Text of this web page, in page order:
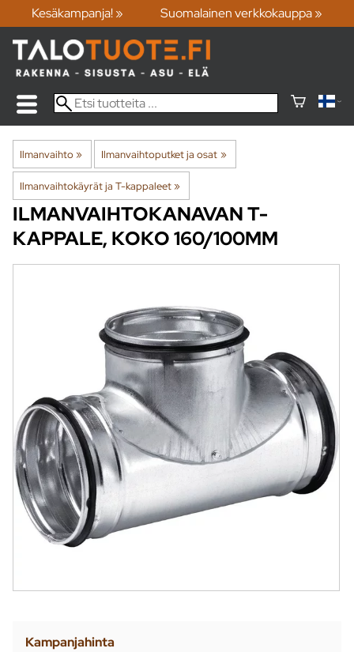
Kesäkampanja! » Suomalainen verkkokauppa »
Ilmanvaihto‪» Ilmanvaihtoputket ja osat ‪»
Ilmanvaihtokäyrät ja T-kappaleet‪»
ILMANVAIHTOKANAVAN T-
KAPPALE, KOKO 160/100MM
Kampanjahinta